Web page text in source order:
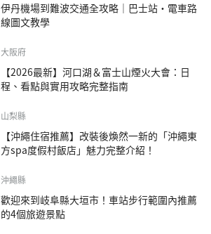
伊丹機場到難波交通全攻略｜巴士站・電車路
線圖文教學
大阪府
【2026最新】河口湖＆富士山煙火大會：日
程、看點與實用攻略完整指南
山梨縣
【沖繩住宿推薦】改裝後煥然一新的「沖繩東
方spa度假村飯店」魅力完整介紹！
沖繩縣
歡迎來到岐阜縣大垣市！車站步行範圍內推薦
的4個旅遊景點